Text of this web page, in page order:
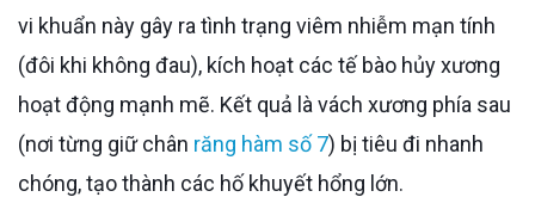
vi khuẩn này gây ra tình trạng viêm nhiễm mạn tính
(đôi khi không đau), kích hoạt các tế bào hủy xương
hoạt động mạnh mẽ. Kết quả là vách xương phía sau
(nơi từng giữ chân răng hàm số 7) bị tiêu đi nhanh
chóng, tạo thành các hố khuyết hổng lớn.